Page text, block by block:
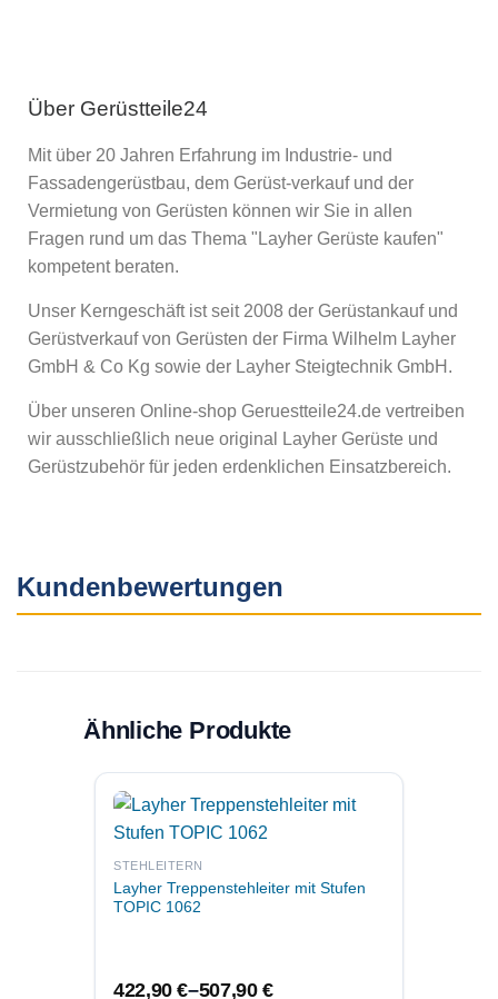
Über Gerüstteile24
Mit über 20 Jahren Erfahrung im Industrie- und
Fassadengerüstbau, dem Gerüst-verkauf und der
Vermietung von Gerüsten können wir Sie in allen
Fragen rund um das Thema "Layher Gerüste kaufen"
kompetent beraten.
Unser Kerngeschäft ist seit 2008 der Gerüstankauf und
Gerüstverkauf von Gerüsten der Firma Wilhelm Layher
GmbH & Co Kg sowie der Layher Steigtechnik GmbH.
Über unseren Online-shop Geruestteile24.de vertreiben
wir ausschließlich neue original Layher Gerüste und
Gerüstzubehör für jeden erdenklichen Einsatzbereich.
Kundenbewertungen
Ähnliche Produkte
STEHLEITERN
Layher Treppenstehleiter mit Stufen
TOPIC 1062
422,90€–507,90€